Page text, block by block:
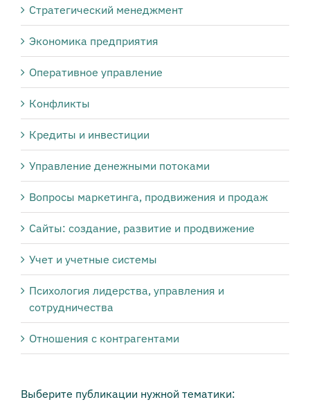
Стратегический менеджмент
Экономика предприятия
Оперативное управление
Конфликты
Кредиты и инвестиции
Управление денежными потоками
Вопросы маркетинга, продвижения и продаж
Сайты: создание, развитие и продвижение
Учет и учетные системы
Психология лидерства, управления и
сотрудничества
Отношения с контрагентами
Выберите публикации нужной тематики: